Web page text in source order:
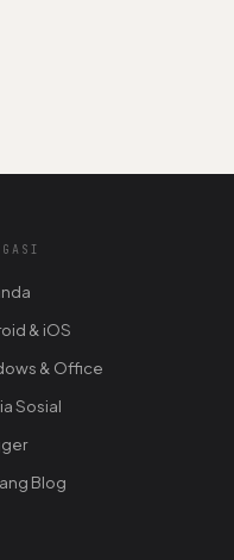
& iOS
& Office
Sosial
Blog